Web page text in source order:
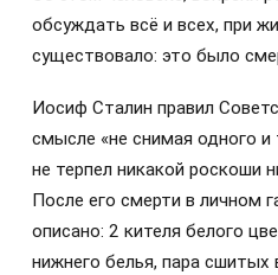
обсуждать всё и всех, при
существовало: это было
Иосиф Сталин правил
смысле «не снимая одного
не терпел никакой роскоши
После его смерти в личном
описано: 2 кителя белого
нижнего белья, пара сшитых